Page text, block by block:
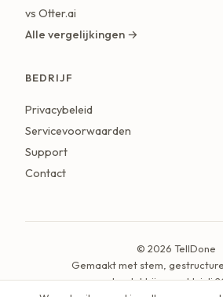
vs Otter.ai
Alle vergelijkingen →
BEDRIJF
Privacybeleid
Servicevoorwaarden
Support
Contact
© 2026 TellDone
Gemaakt met stem,
Laatst bijgewerkt: juli